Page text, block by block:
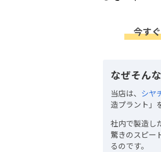
今す
なぜそん
当店は、 シヤ
造プラント」
社内で製造し
驚きのスピー
るのです。